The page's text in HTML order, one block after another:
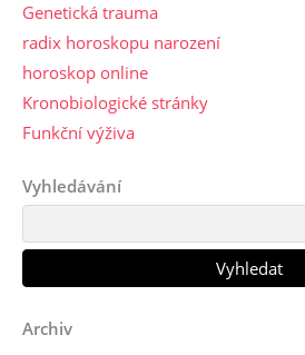
Genetická trauma
radix horoskopu narození
horoskop online
Kronobiologické stránky
Funkční výživa
Vyhledávání
Archiv